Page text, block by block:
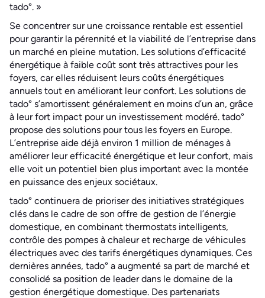
tado°. »
Se concentrer sur une croissance rentable est essentiel
pour garantir la pérennité et la viabilité de l’entreprise dans
un marché en pleine mutation. Les solutions d’efficacité
énergétique à faible coût sont très attractives pour les
foyers, car elles réduisent leurs coûts énergétiques
annuels tout en améliorant leur confort. Les solutions de
tado° s’amortissent généralement en moins d’un an, grâce
à leur fort impact pour un investissement modéré. tado°
propose des solutions pour tous les foyers en Europe.
L’entreprise aide déjà environ 1 million de ménages à
améliorer leur efficacité énergétique et leur confort, mais
elle voit un potentiel bien plus important avec la montée
en puissance des enjeux sociétaux.
tado° continuera de prioriser des initiatives stratégiques
clés dans le cadre de son offre de gestion de l’énergie
domestique, en combinant thermostats intelligents,
contrôle des pompes à chaleur et recharge de véhicules
électriques avec des tarifs énergétiques dynamiques. Ces
dernières années, tado° a augmenté sa part de marché et
consolidé sa position de leader dans le domaine de la
gestion énergétique domestique. Des partenariats